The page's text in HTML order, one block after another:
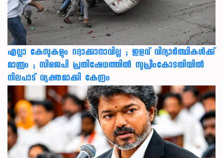
എല്ലാ കേസുകളും റദ്ദാക്കാനാവില്ല ; ഇളവ് വിദ്യാർത്ഥികൾക്ക്
മാത്രം ; സിജെപി പ്രതിഷേധത്തിൽ സുപ്രീംകോടതിയിൽ
നിലപാട് വ്യക്തമാക്കി കേന്ദ്രം